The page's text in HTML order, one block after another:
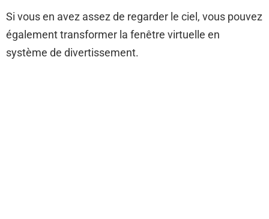
Si vous en avez assez de regarder le ciel, vous pouvez
également transformer la fenêtre virtuelle en
système de divertissement.